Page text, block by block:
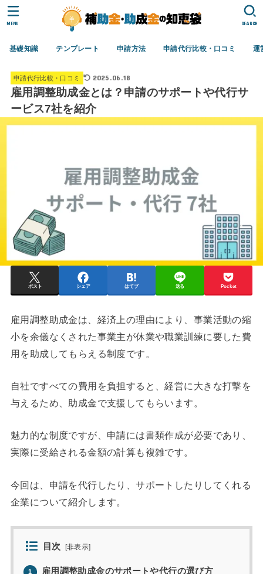
基礎知識 テンプレート 申請方法 申請代行比較・口コミ 運
SEARCH
MENU
申請代行比較・口コミ 2025.06.18
雇用調整助成金とは？申請のサポートや代行サ
ービス7社を紹介
ポスト シェア はてブ 送る Pocket
雇用調整助成金は、経済上の理由により、事業活動の縮
小を余儀なくされた事業主が休業や職業訓練に要した費
用を助成してもらえる制度です。
自社ですべての費用を負担すると、経営に大きな打撃を
与えるため、助成金で支援してもらいます。
魅力的な制度ですが、申請には書類作成が必要であり、
実際に受給される金額の計算も複雑です。
今回は、申請を代行したり、サポートしたりしてくれる
企業について紹介します。
目次 [非表示]
1 雇用調整助成金のサポートや代行の選び方